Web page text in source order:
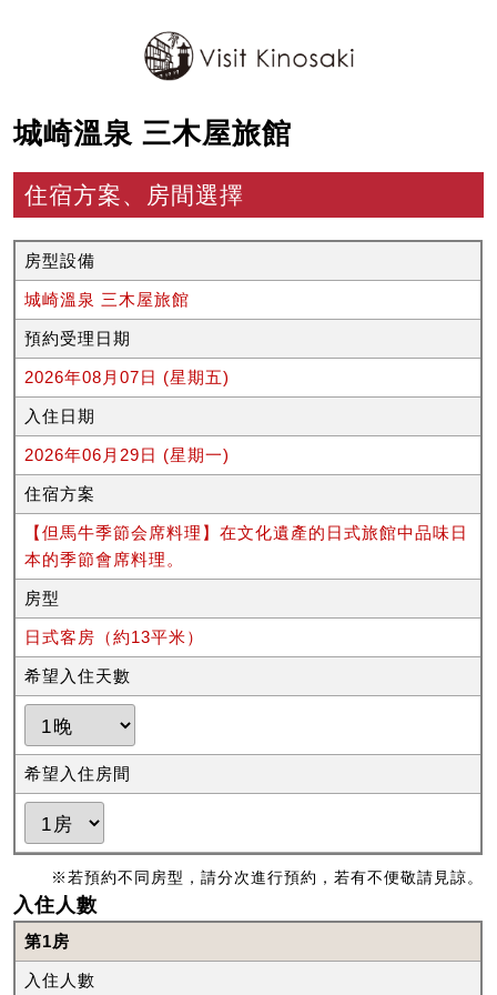
城崎溫泉 三木屋旅館
住宿方案、房間選擇
房型設備
城崎溫泉 三木屋旅館
預約受理日期
2026年08月07日 (星期五)
入住日期
2026年06月29日 (星期一)
住宿方案
【但馬牛季節会席料理】在文化遺產的日式旅館中品味日
本的季節會席料理。
房型
日式客房（約13平米）
希望入住天數
希望入住房間
※若預約不同房型，請分次進行預約，若有不便敬請見諒。
入住人數
第1房
入住人數